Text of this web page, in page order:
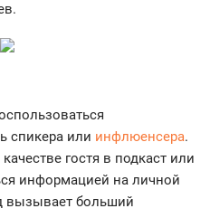
спикера или инфлюенсера.
гостя в подкаст или
информацией на личной
вызывает больший